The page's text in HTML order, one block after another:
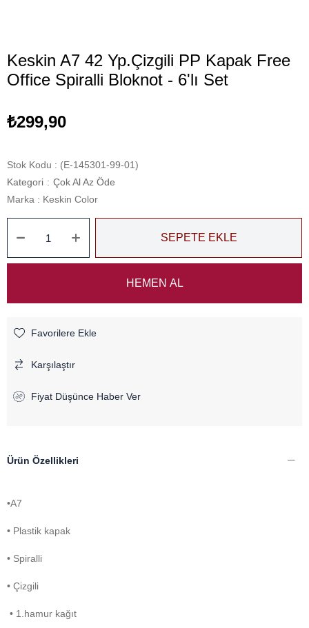
Keskin A7 42 Yp.Çizgili PP Kapak Free
Office Spiralli Bloknot - 6'lı Set
₺299,90
Stok Kodu
(E-145301-99-01)
Kategori : Çok Al Az Öde
Marka : Keskin Color
Favorilere Ekle
Karşılaştır
Fiyat Düşünce Haber Ver
Ürün Özellikleri
•A7
• Plastik kapak
• Spiralli
• Çizgili
• 1.hamur kağıt